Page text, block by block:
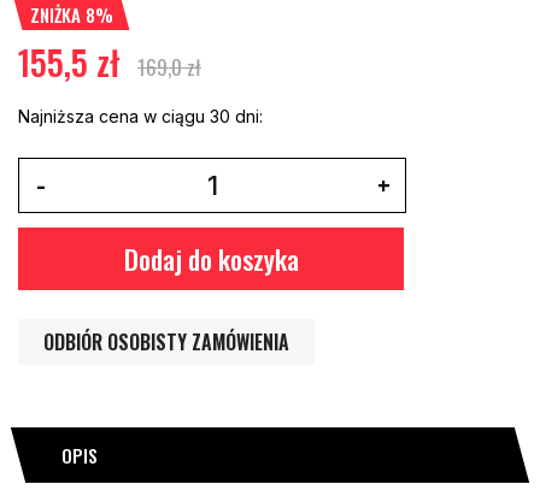
ZNIŻKA 8%
155,5 zł 169,0 zł
Najniższa cena w ciągu 30 dni:
Dodaj do koszyka
ODBIÓR OSOBISTY ZAMÓWIENIA
OPIS